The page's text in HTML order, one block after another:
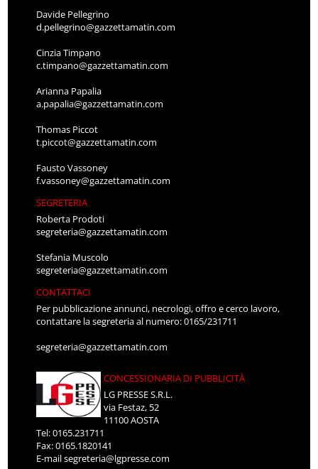
Davide Pellegrino
d.pellegrino@gazzettamatin.com
Cinzia Timpano
c.timpano@gazzettamatin.com
Arianna Papalia
a.papalia@gazzettamatin.com
Thomas Piccot
t.piccot@gazzettamatin.com
Fausto Vassoney
f.vassoney@gazzettamatin.com
SEGRETERIA
Roberta Prodoti
segreteria@gazzettamatin.com
Stefania Muscolo
segreteria@gazzettamatin.com
CONTATTACI
Per pubblicazione annunci, necrologi, offro e cerco lavoro,
contattare la segreteria al numero: 0165/231711
segreteria@gazzettamatin.com
CONCESSIONARIA DI PUBBLICITÀ
LG PRESSE S.R.L.
via Festaz, 52
11100 AOSTA
Tel: 0165.231711
Fax: 0165.1820141
E-mailsegreteria@lgpresse.com